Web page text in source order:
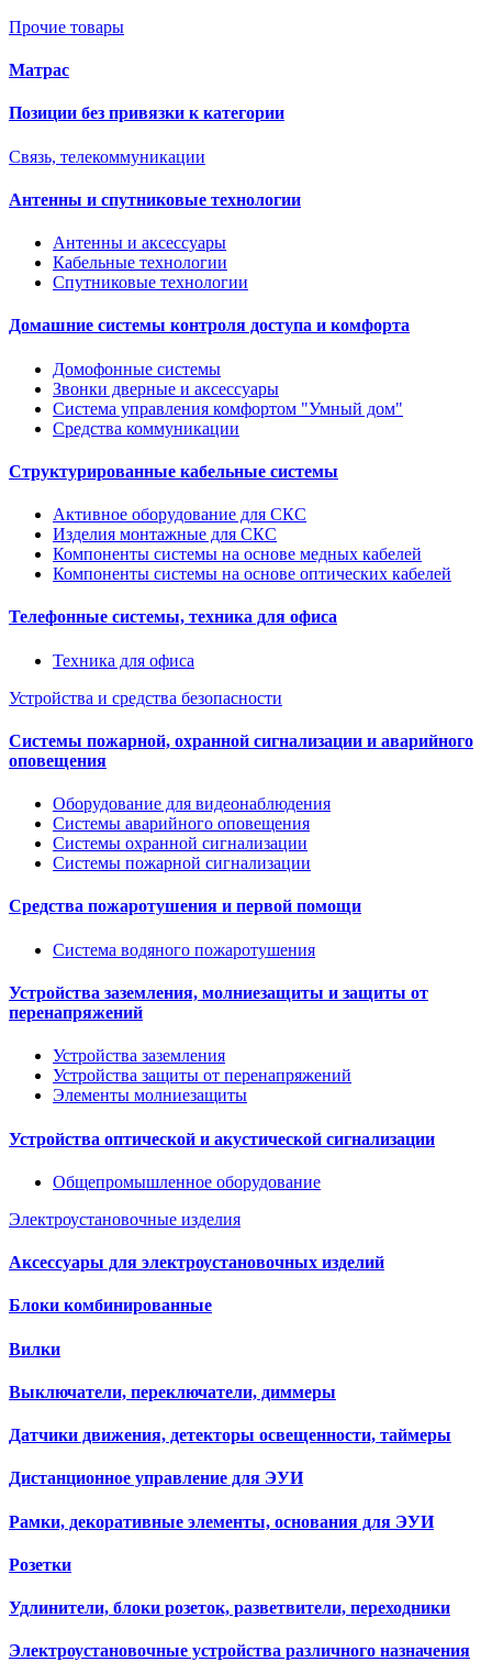
Прочие товары
Матрас
Позиции без привязки к категории
Связь, телекоммуникации
Антенны и спутниковые технологии
Антенны и аксессуары
Кабельные технологии
Спутниковые технологии
Домашние системы контроля доступа и комфорта
Домофонные системы
Звонки дверные и аксессуары
Система управления комфортом "Умный дом"
Средства коммуникации
Структурированные кабельные системы
Активное оборудование для СКС
Изделия монтажные для СКС
Компоненты системы на основе медных кабелей
Компоненты системы на основе оптических кабелей
Телефонные системы, техника для офиса
Техника для офиса
Устройства и средства безопасности
Системы пожарной, охранной сигнализации и аварийного
оповещения
Оборудование для видеонаблюдения
Системы аварийного оповещения
Системы охранной сигнализации
Системы пожарной сигнализации
Средства пожаротушения и первой помощи
Система водяного пожаротушения
Устройства заземления, молниезащиты и защиты от
перенапряжений
Устройства заземления
Устройства защиты от перенапряжений
Элементы молниезащиты
Устройства оптической и акустической сигнализации
Общепромышленное оборудование
Электроустановочные изделия
Аксессуары для электроустановочных изделий
Блоки комбинированные
Вилки
Выключатели, переключатели, диммеры
Датчики движения, детекторы освещенности, таймеры
Дистанционное управление для ЭУИ
Рамки, декоративные элементы, основания для ЭУИ
Розетки
Удлинители, блоки розеток, разветвители, переходники
Электроустановочные устройства различного назначения